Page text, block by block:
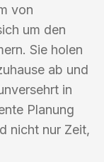
von
um den
Sie holen
ab und
in
Planung
nicht nur Zeit,